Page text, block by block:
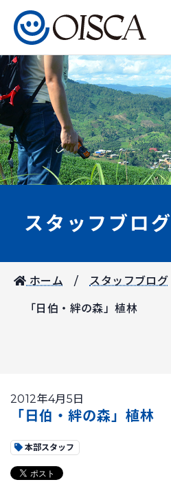
スタッフブログ
ホーム スタッフブログ
「日伯・絆の森」植林
2012年4月5日
「日伯・絆の森」植林
本部スタッフ